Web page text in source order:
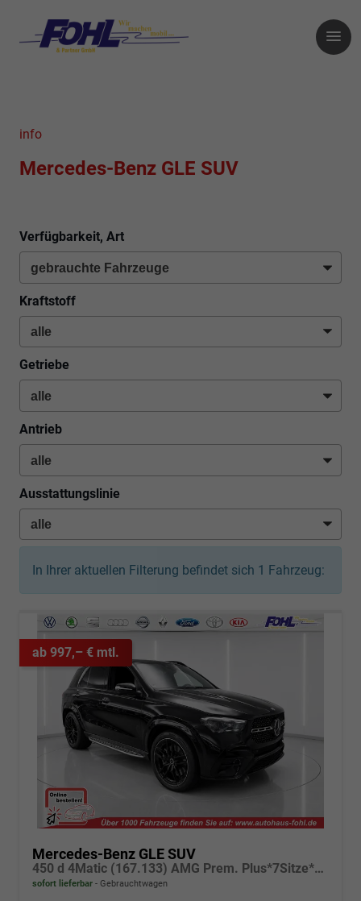
info
Mercedes-Benz GLE SUV
Verfügbarkeit, Art
Kraftstoff
Getriebe
Antrieb
Ausstattungslinie
In Ihrer aktuellen Filterung befindet sich 1 Fahrzeug:
ab 997,– € mtl.
Mercedes-Benz GLE SUV
450 d 4Matic (167.133) AMG Prem. Plus*7Sitze*VOLL*140TEUR UPE*TOP
sofort lieferbar Gebrauchtwagen